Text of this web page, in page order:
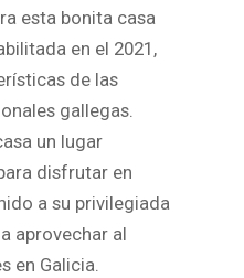
esta bonita casa
en el 2021,
de las
gallegas.
un lugar
disfrutar en
a su privilegiada
aprovechar al
en Galicia.